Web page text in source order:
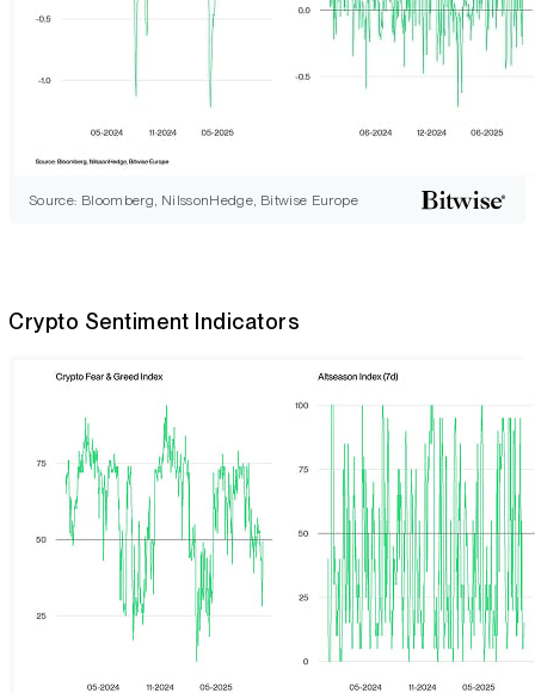
Source: Bloomberg, NilssonHedge, Bitwise Europe
Crypto Sentiment Indicators